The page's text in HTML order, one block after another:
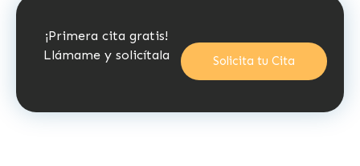
¡Primera cita gratis!
Llámame y solicítala
Solicita tu Cita